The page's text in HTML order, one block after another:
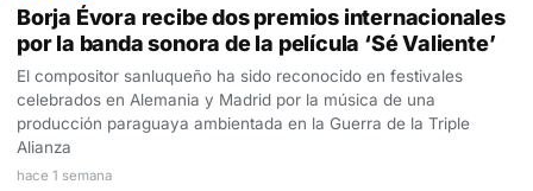
Borja Évora recibe dos premios internacionales
por la banda sonora de la película ‘Sé Valiente’
El compositor sanluqueño ha sido reconocido en festivales
celebrados en Alemania y Madrid por la música de una
producción paraguaya ambientada en la Guerra de la Triple
Alianza
hace 1 semana